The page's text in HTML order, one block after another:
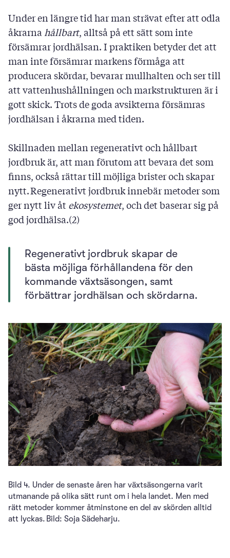
Under en längre tid har man strävat efter att odla
åkrarna hållbart, alltså på ett sätt som inte
försämrar jordhälsan. I praktiken betyder det att
man inte försämrar markens förmåga att
producera skördar, bevarar mullhalten och ser till
att vattenhushållningen och markstrukturen är i
gott skick. Trots de goda avsikterna försämras
jordhälsan i åkrarna med tiden.
Skillnaden mellan regenerativt och hållbart
jordbruk är, att man förutom att bevara det som
finns, också rättar till möjliga brister och skapar
nytt. Regenerativt jordbruk innebär metoder som
ger nytt liv åtekosystemet, och det baserar sig på
god jordhälsa.(2)
Regenerativt jordbruk skapar de
bästa möjliga förhållandena för den
kommande växtsäsongen, samt
förbättrar jordhälsan och skördarna.
Bild 4. Under de senaste åren har växtsäsongerna varit
utmanande på olika sätt runt om i hela landet. Men med
rätt metoder kommer åtminstone en del av skörden alltid
att lyckas. Bild: Soja Sädeharju.